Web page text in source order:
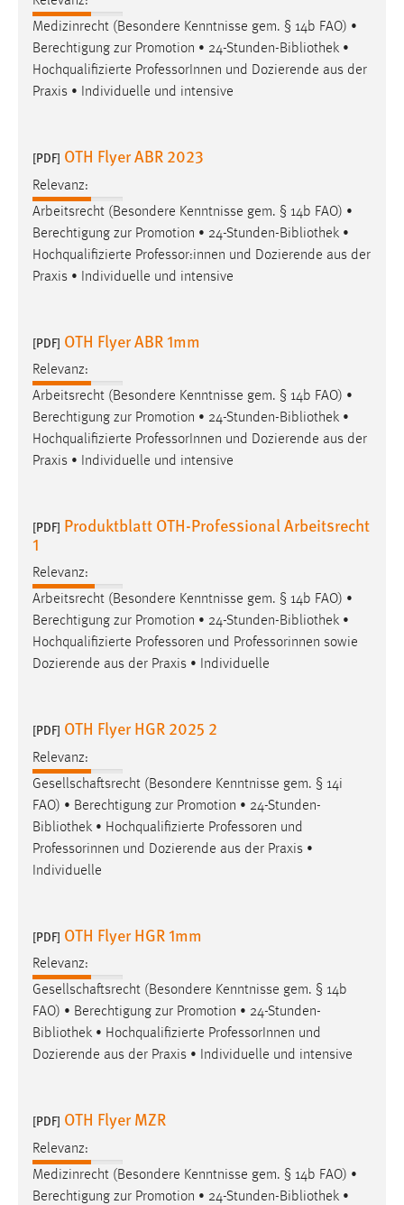
Medizinrecht (Besondere Kenntnisse gem. § 14b FAO) •
Berechtigung zur Promotion • 24-Stunden-Bibliothek •
Hochqualifizierte ProfessorInnen und Dozierende aus der
Praxis • Individuelle und intensive
[PDF] OTH Flyer ABR 2023
Relevanz:
Arbeitsrecht (Besondere Kenntnisse gem. § 14b FAO) •
Berechtigung zur Promotion • 24-Stunden-Bibliothek •
Hochqualifizierte Professor:innen und Dozierende aus der
Praxis • Individuelle und intensive
[PDF] OTH Flyer ABR 1mm
Relevanz:
Arbeitsrecht (Besondere Kenntnisse gem. § 14b FAO) •
Berechtigung zur Promotion • 24-Stunden-Bibliothek •
Hochqualifizierte ProfessorInnen und Dozierende aus der
Praxis • Individuelle und intensive
[PDF] Produktblatt OTH-Professional Arbeitsrecht
1
Relevanz:
Arbeitsrecht (Besondere Kenntnisse gem. § 14b FAO) •
Berechtigung zur Promotion • 24-Stunden-Bibliothek •
Hochqualifizierte Professoren und Professorinnen sowie
Dozierende aus der Praxis • Individuelle
[PDF] OTH Flyer HGR 2025 2
Relevanz:
Gesellschaftsrecht (Besondere Kenntnisse gem. § 14i
FAO) • Berechtigung zur Promotion • 24-Stunden-
Bibliothek • Hochqualifizierte Professoren und
Professorinnen und Dozierende aus der Praxis •
Individuelle
[PDF] OTH Flyer HGR 1mm
Relevanz:
Gesellschaftsrecht (Besondere Kenntnisse gem. § 14b
FAO) • Berechtigung zur Promotion • 24-Stunden-
Bibliothek • Hochqualifizierte ProfessorInnen und
Dozierende aus der Praxis • Individuelle und intensive
[PDF] OTH Flyer MZR
Relevanz:
Medizinrecht (Besondere Kenntnisse gem. § 14b FAO) •
Berechtigung zur Promotion • 24-Stunden-Bibliothek •
Cookie Laufzeit:
Max. 13 Monate
Marketing Cookies werden von Drittanbietern
Sie tun dies, indem sie Besucher über Websites
hinweg verfolgen.
Google Ads
Anbieter:
Google Ireland Limited
Zweck:
Conversion-Tracking
Cookie Laufzeit:
Facebook Pixel
Name:
_fbp
Anbieter:
Facebook
Zweck:
Cookie Laufzeit:
EXTERNE MEDIEN
Um Inhalte von Videoplattformen und Social Media
Plattformen anzeigen zu können, werden von diesen
YouTube
Vimeo